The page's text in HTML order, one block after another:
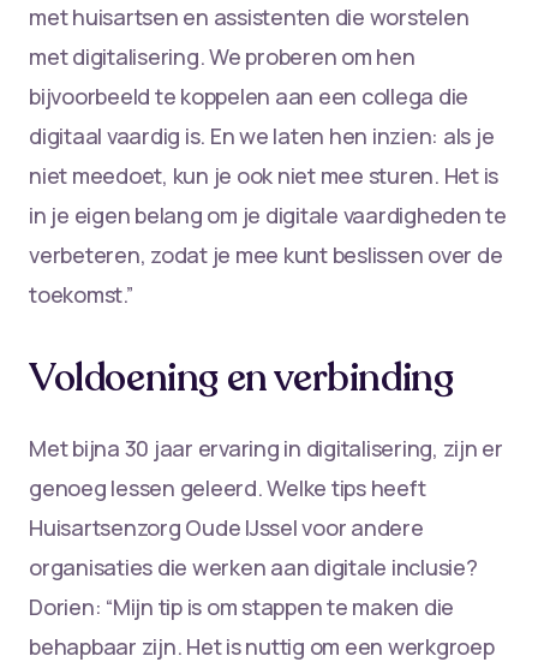
met huisartsen en assistenten die worstelen
met digitalisering. We proberen om hen
bijvoorbeeld te koppelen aan een collega die
digitaal vaardig is. En we laten hen inzien: als je
niet meedoet, kun je ook niet mee sturen. Het is
in je eigen belang om je digitale vaardigheden te
verbeteren, zodat je mee kunt beslissen over de
toekomst.”
Voldoening en verbinding
Met bijna 30 jaar ervaring in digitalisering, zijn er
genoeg lessen geleerd. Welke tips heeft
Huisartsenzorg Oude IJssel voor andere
organisaties die werken aan digitale inclusie?
Dorien: “Mijn tip is om stappen te maken die
behapbaar zijn. Het is nuttig om een werkgroep